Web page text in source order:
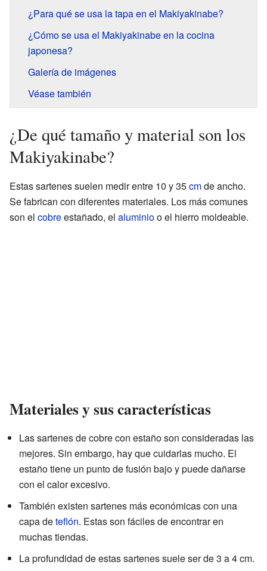
¿Para qué se usa la tapa en el Makiyakinabe?
¿Cómo se usa el Makiyakinabe en la cocina
japonesa?
Galería de imágenes
Véase también
¿De qué tamaño y material son los
Makiyakinabe?
Estas sartenes suelen medir entre 10 y 35cmde ancho.
Se fabrican con diferentes materiales. Los más comunes
son el cobreestañado, el aluminioo el hierro moldeable.
Materiales y sus características
Las sartenes de cobre con estaño son consideradas las
mejores. Sin embargo, hay que cuidarlas mucho. El
estaño tiene un punto de fusión bajo y puede dañarse
con el calor excesivo.
También existen sartenes más económicas con una
capa deteflón. Estas son fáciles de encontrar en
muchas tiendas.
La profundidad de estas sartenes suele ser de 3 a 4 cm.